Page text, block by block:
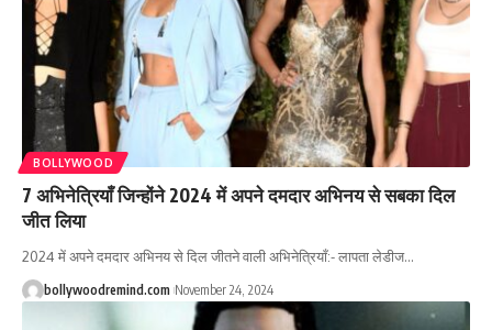
BOLLYWOOD
7 अभिनेत्रियाँ जिन्होंने 2024 में अपने दमदार अभिनय से सबका दिल
जीत लिया
2024 में अपने दमदार अभिनय से दिल जीतने वाली अभिनेत्रियाँ:- लापता लेडीज…
bollywoodremind.com November 24, 2024